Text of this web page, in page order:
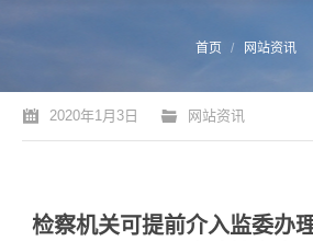
首页 网站资讯
2020年1月3日 网站资讯
检察机关可提前介入监委办